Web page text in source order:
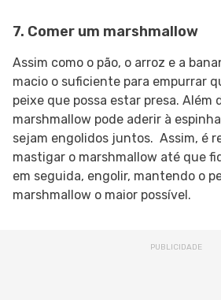
7. Comer um marshmallow
Assim como o pão, o arroz e a
macio o suficiente para empurrar
peixe que possa estar presa. Além
marshmallow pode aderir à
sejam engolidos juntos. Assim, é
mastigar o marshmallow até que
em seguida, engolir, mantendo o
marshmallow o maior possível.